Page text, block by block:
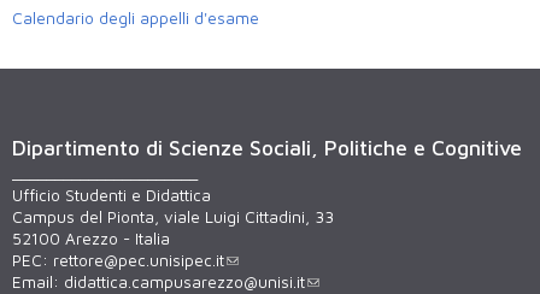
Calendario degli appelli d'esame
Dipartimento di Scienze Sociali, Politiche e Cognitive
Ufficio Studenti e Didattica
Campus del Pionta, viale Luigi Cittadini, 33
52100 Arezzo - Italia
PEC: rettore@pec.unisipec.it
Email: didattica.campusarezzo@unisi.it